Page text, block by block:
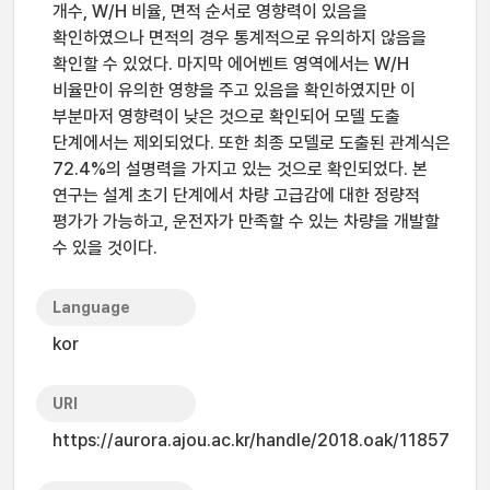
개수, W/H 비율, 면적 순서로 영향력이 있음을
확인하였으나 면적의 경우 통계적으로 유의하지 않음을
확인할 수 있었다. 마지막 에어벤트 영역에서는 W/H
비율만이 유의한 영향을 주고 있음을 확인하였지만 이
부분마저 영향력이 낮은 것으로 확인되어 모델 도출
단계에서는 제외되었다. 또한 최종 모델로 도출된 관계식은
72.4%의 설명력을 가지고 있는 것으로 확인되었다. 본
연구는 설계 초기 단계에서 차량 고급감에 대한 정량적
평가가 가능하고, 운전자가 만족할 수 있는 차량을 개발할
수 있을 것이다.
Language
kor
URI
https://aurora.ajou.ac.kr/handle/2018.oak/11857